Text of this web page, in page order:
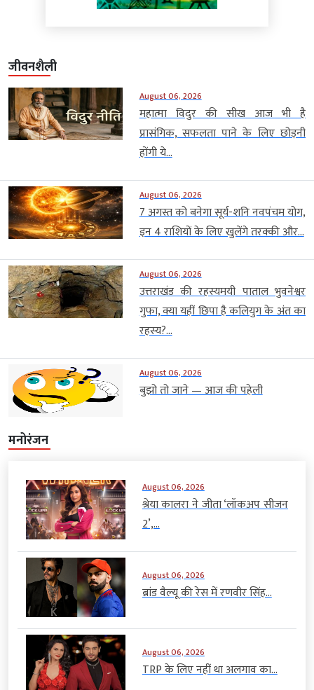
जीवनशैली
August 06, 2026
महात्मा विदुर की सीख आज भी है
प्रासंगिक, सफलता पाने के लिए छोड़नी
होंगी ये...
August 06, 2026
7 अगस्त को बनेगा सूर्य-शनि नवपंचम योग,
इन 4 राशियों के लिए खुलेंगे तरक्की और...
August 06, 2026
उत्तराखंड की रहस्यमयी पाताल भुवनेश्वर
गुफा, क्या यहीं छिपा है कलियुग के अंत का
रहस्य?...
August 06, 2026
बुझो तो जाने — आज की पहेली
मनोरंजन
August 06, 2026
श्रेया कालरा ने जीता ‘लॉकअप सीजन
2’,...
August 06, 2026
ब्रांड वैल्यू की रेस में रणवीर सिंह...
August 06, 2026
TRP के लिए नहीं था अलगाव का...